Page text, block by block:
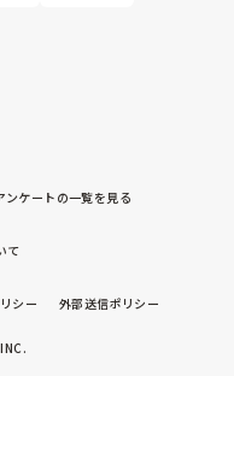
ンケートの一覧を見る
て
シー 外部送信ポリシー